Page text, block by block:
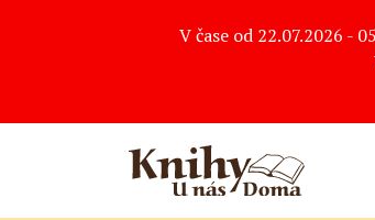
V čase od 22.07.2026 -